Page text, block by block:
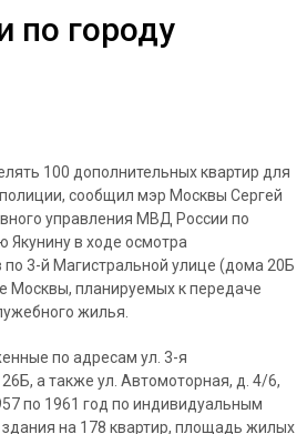
по городу
100 дополнительных квартир для
сообщил мэр Москвы Сергей
управления МВД России по
Якунину в ходе осмотра
3-й Магистральной улице (дома 20Б
Москвы, планируемых к передаче
жилья.
по адресам ул. 3-я
а также ул. Автомоторная, д. 4/6,
по 1961 год по индивидуальным
на 178 квартир, площадь жилых